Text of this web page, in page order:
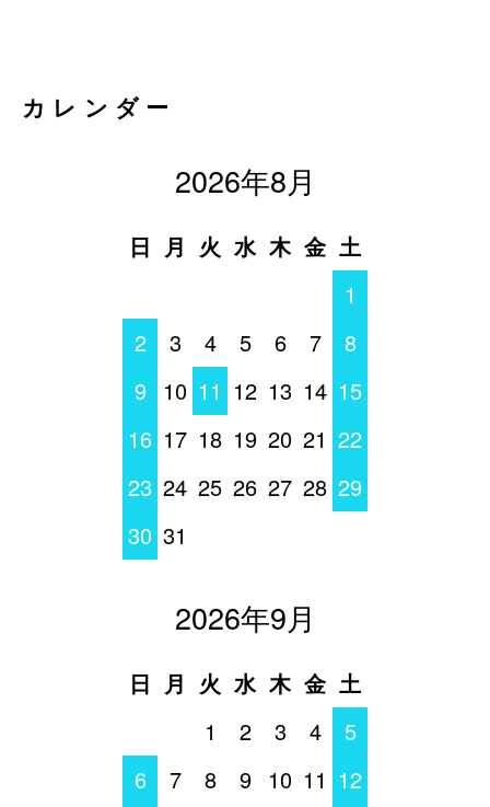
カレンダー
2026年8月
日 月 火 水 木 金 土
1
2
3 4 5 6 7
8
9
10 11 12 13 14 15
16 17 18 19 20 21 22
23 24 25 26 27 28 29
30 31
2026年9月
日 月 火 水 木 金 土
1
2 3 4
5
6
7 8 9 10 11 12